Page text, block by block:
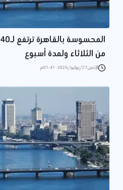
من الثلاثاء ولمدة أسبوع
الإثنين 27/يوليو/2026 - 01:41 م